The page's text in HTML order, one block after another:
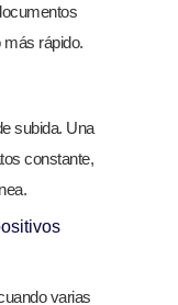
rápido.
subida. Una
constante,
varias